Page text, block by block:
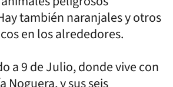
también naranjales y otros
en los alrededores.
a 9 de Julio, donde vive con